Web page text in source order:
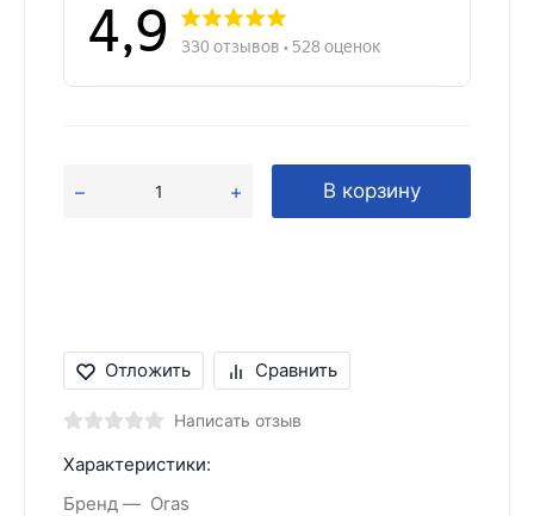
В корзину
Отложить Сравнить
Написать отзыв
Характеристики:
Бренд
Oras